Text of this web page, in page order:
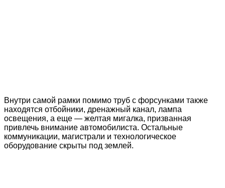
Внутри самой рамки помимо труб с форсунками также
находятся отбойники, дренажный канал, лампа
освещения, а еще — желтая мигалка, призванная
привлечь внимание автомобилиста. Остальные
коммуникации, магистрали и технологическое
оборудование скрыты под землей.